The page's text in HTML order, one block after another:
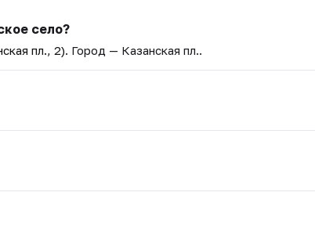
село?
пл., 2). Город — Казанская пл..